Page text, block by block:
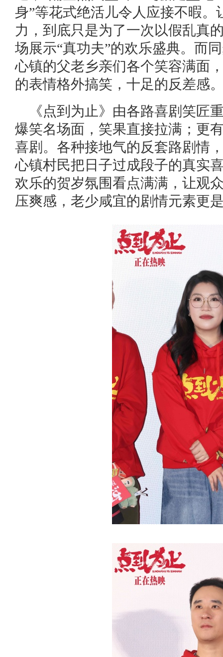
身”等花式绝活儿令人应接不暇
力，到底只是为了一次以假乱真
场展示“真功夫”的欢乐盛典。而
心镇的父老乡亲们各个笑容满面
的表情格外搞笑，十足的反差感
《点到为止》由各路喜剧笑匠
爆笑名场面，笑果直接拉满；更
喜剧。各种接地气的反套路剧情
心镇村民把日子过成段子的真实
欢乐的贺岁氛围看点满满，让观
压爽感，老少咸宜的剧情元素更